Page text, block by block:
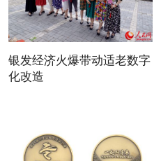
银发经济火爆带动适老数字
化改造